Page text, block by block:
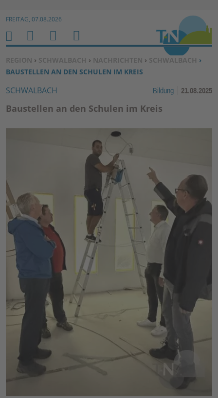
Zum Inhalt springen ↓
FREITAG, 07.08.2026
SIE BEFINDEN SICH HIER:
REGION › SCHWALBACH › NACHRICHTEN › SCHWALBACH ›
BAUSTELLEN AN DEN SCHULEN IM KREIS
SCHWALBACH Bildung 21.08.2025
Baustellen an den Schulen im Kreis
H
O
M
E
M
E
N
U
S
U
C
H
E
N
B
E
N
Z
R
TI